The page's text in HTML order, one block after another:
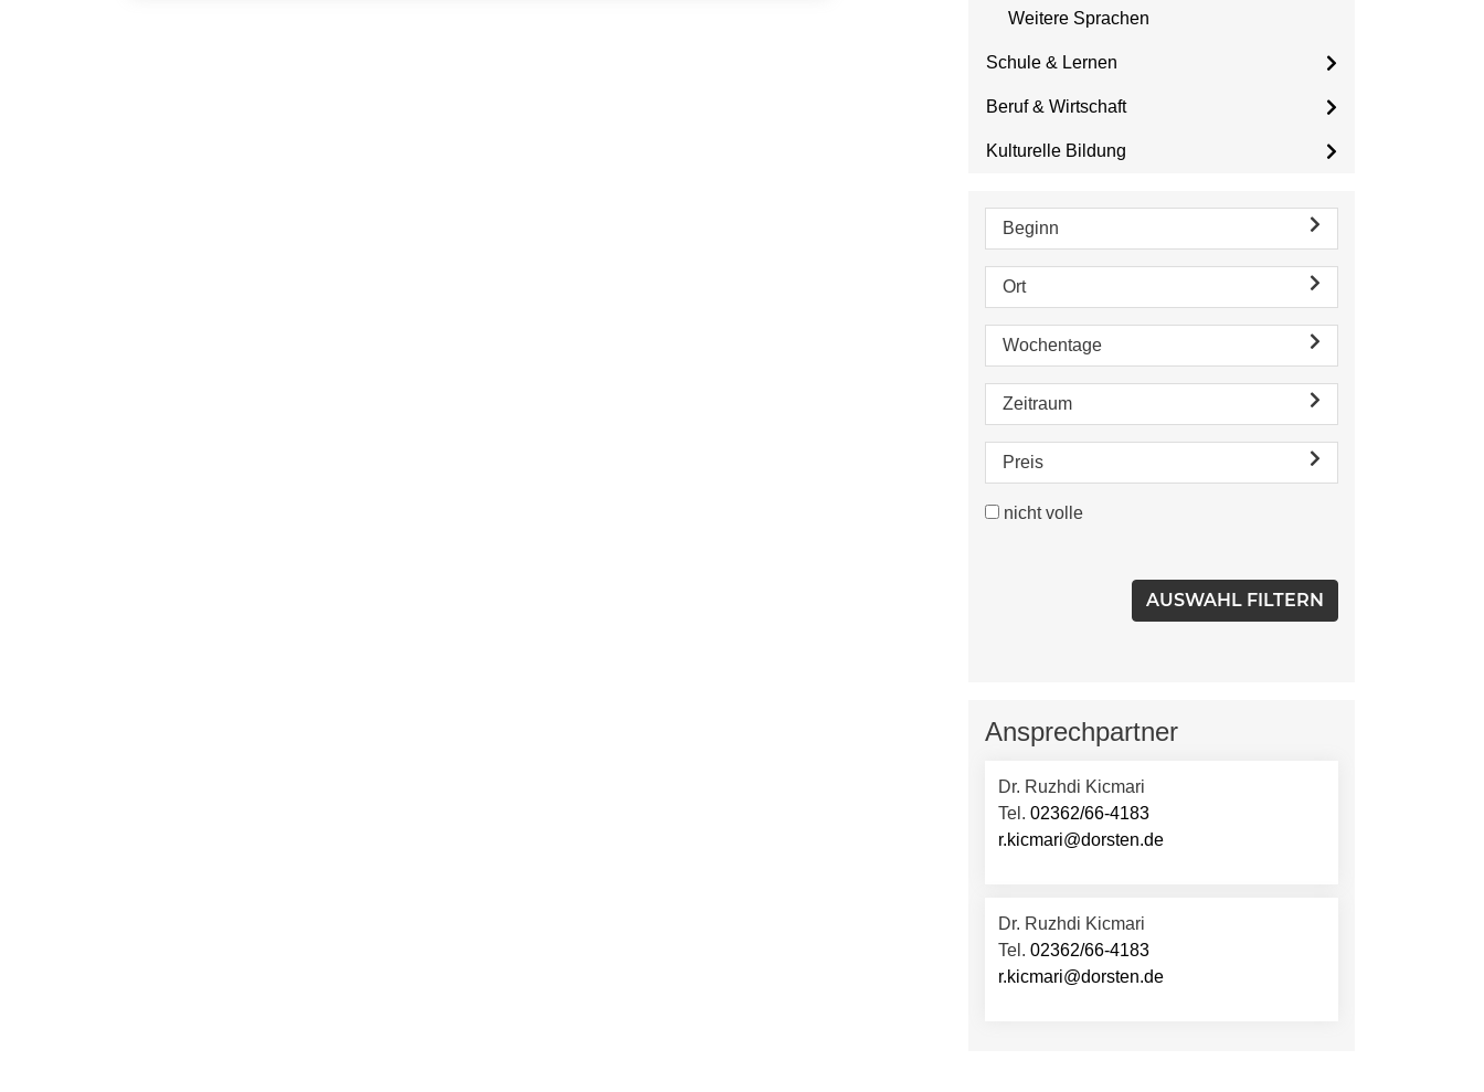
Weitere Sprachen
Schule & Lernen
Beruf & Wirtschaft
Kulturelle Bildung
Beginn
Ort
Wochentage
Zeitraum
Preis
nicht volle
Ansprechpartner
Dr. Ruzhdi Kicmari
Tel. 02362/66-4183
r.kicmari@dorsten.de
Dr. Ruzhdi Kicmari
Tel. 02362/66-4183
r.kicmari@dorsten.de